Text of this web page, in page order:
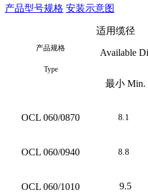
产品型号规格 安装示意图
产品规格
Type
适用缆径
Available
最小 Min.
OCL 060/0870 8.1
OCL 060/0940 8.8
OCL 060/1010 9.5